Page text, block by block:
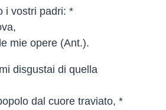
i vostri padri: *
mie opere (Ant.).
disgustai di quella
dal cuore traviato, *